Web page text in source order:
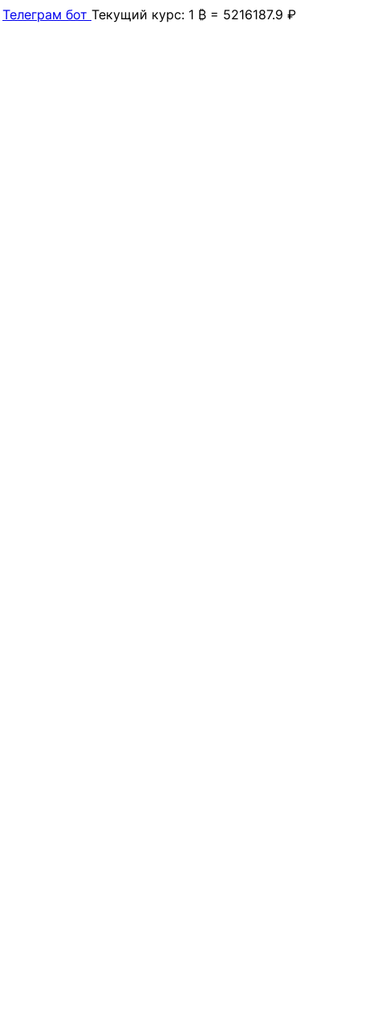
Телеграм бот Текущий курс: 1 ₿ = 5216187.9 ₽